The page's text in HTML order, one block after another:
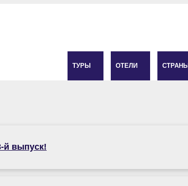
ТУРЫ ОТЕЛИ СТРАНЫ
й выпуск!